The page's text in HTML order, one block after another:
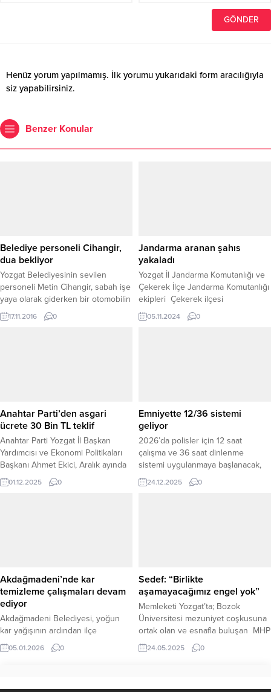
Henüz yorum yapılmamış. İlk yorumu yukarıdaki form aracılığıyla
siz yapabilirsiniz.
Benzer Konular
Belediye personeli Cihangir,
dua bekliyor
Yozgat Belediyesinin sevilen
personeli Metin Cihangir, sabah işe
yaya olarak giderken bir otomobilin
çarpması sonucu meydana gelen
kazada ağır yaralandı. Hastaneye
Cihangir (43), kişiliği, karakteri...
17.11.2016 0
Jandarma aranan şahıs
yakaladı
Yozgat İl Jandarma Komutanlığı ve
Çekerek İlçe Jandarma Komutanlığı
ekipleri Çekerek ilçesi
mahallesinde gerçekleştirilen
operasyon sonucu, hakkında
operasyon neticesinde, aranan
şahıs Çekerek ilçesinde
saklandığı...
05.11.2024 0
Anahtar Parti’den asgari
ücrete 30 Bin TL teklif
Anahtar Parti Yozgat İl Başkan
Yardımcısı ve Ekonomi Politikaları
Başkanı Ahmet Ekici, Aralık ayında
toplanacak Asgari Ücret Tespit
Komisyonu öncesi partisinin
olduğunu hatırlatarak bu rakamın
20 Avrupa...
01.12.2025 0
Emniyette 12/36 sistemi
geliyor
2026’da polisler için 12 saat
çalışma ve 36 saat dinlenme
sistemi uygulanmaya başlanacak,
geçiş süreci Ekim veya Kasım’da
başlayacak. Polis
uygulanmasına 2026 yılının Ekim
veya Kasım aylarında...
24.12.2025 0
Akdağmadeni’nde kar
temizleme çalışmaları devam
ediyor
Akdağmadeni Belediyesi, yoğun
kar yağışının ardından ilçe
genelinde biriken karların
temizlenmesi için çalışmalarını
05.01.2026 0
Sedef: “Birlikte
aşamayacağımız engel yok”
Memleketi Yozgat’ta; Bozok
Üniversitesi mezuniyet coşkusuna
ortak olan ve esnafla buluşan MHP
Yozgat Milletvekili İbrahim Ethem
Sedef, “Birlikte aşamayacağımız
24.05.2025 0